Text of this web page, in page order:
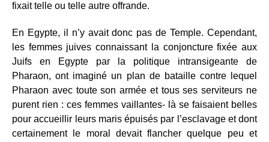
fixait telle ou telle autre offrande.
En Egypte, il n’y avait donc pas de Temple. Cependant,
les femmes juives connaissant la conjoncture fixée aux
Juifs en Egypte par la politique intransigeante de
Pharaon, ont imaginé un plan de bataille contre lequel
Pharaon avec toute son armée et tous ses serviteurs ne
purent rien : ces femmes vaillantes- là se faisaient belles
pour accueillir leurs maris épuisés par l’esclavage et dont
certainement le moral devait flancher quelque peu et